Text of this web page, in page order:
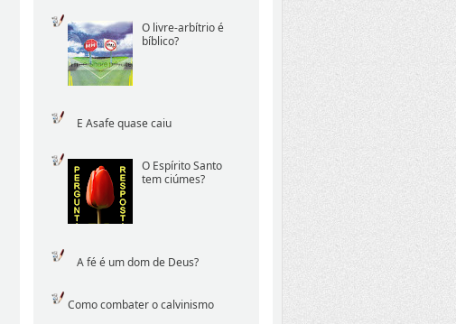
O livre-arbítrio é
bíblico?
E Asafe quase caiu
O Espírito Santo
tem ciúmes?
A fé é um dom de Deus?
Como combater o calvinismo